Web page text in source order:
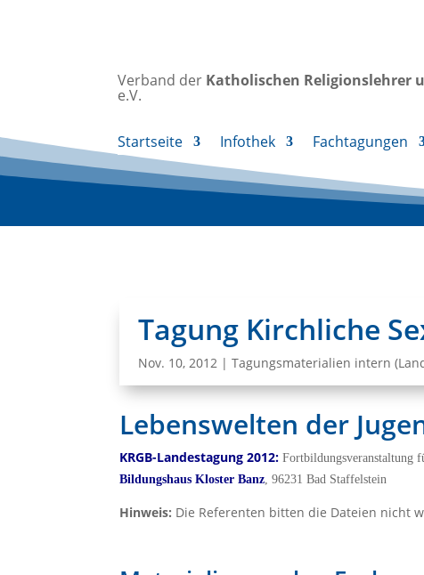
Verband der Katholischen Religionslehrer
e.V.
Startseite Infothek Fachtagungen
Tagung Kirchliche
Nov. 10, 2012 |Tagungsmaterialien intern
Lebenswelten der
KRGB-Landestagung 2012: Fortbildungsveranstaltung
Bildungshaus Kloster Banz, 96231 Bad Staffelstein
Hinweis: Die Referenten bitten die Dateien nicht